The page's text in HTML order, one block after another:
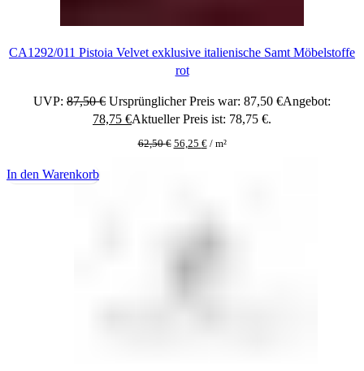
CA1292/011 Pistoia Velvet exklusive italienische Samt Möbelstoffe
rot
UVP: 87,50€ Ursprünglicher Preis war: 87,50 €Angebot:
78,75 €Aktueller Preis ist: 78,75 €.
62,50€ 56,25 €/ m²
In den Warenkorb